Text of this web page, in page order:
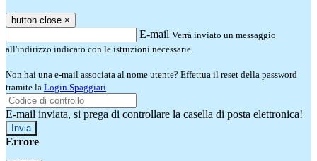
button close ×
E-mail Verrà inviato un messaggio
all'indirizzo indicato con le istruzioni necessarie.
Non hai una e-mail associata al nome utente? Effettua il reset della password
tramite la Login Spaggiari
E-mail inviata, si prega di controllare la casella di posta elettronica!
Errore